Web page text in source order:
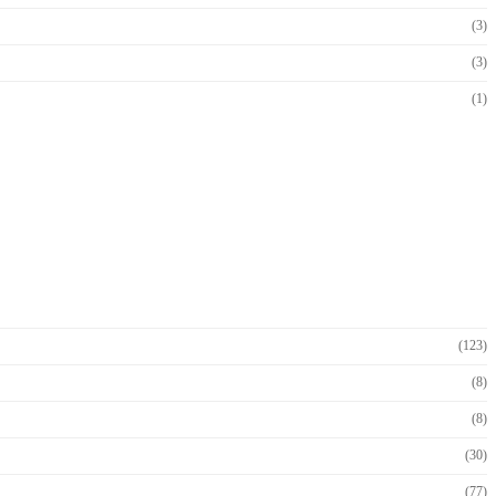
(3)
(3)
(1)
(123)
(8)
(8)
(30)
(77)